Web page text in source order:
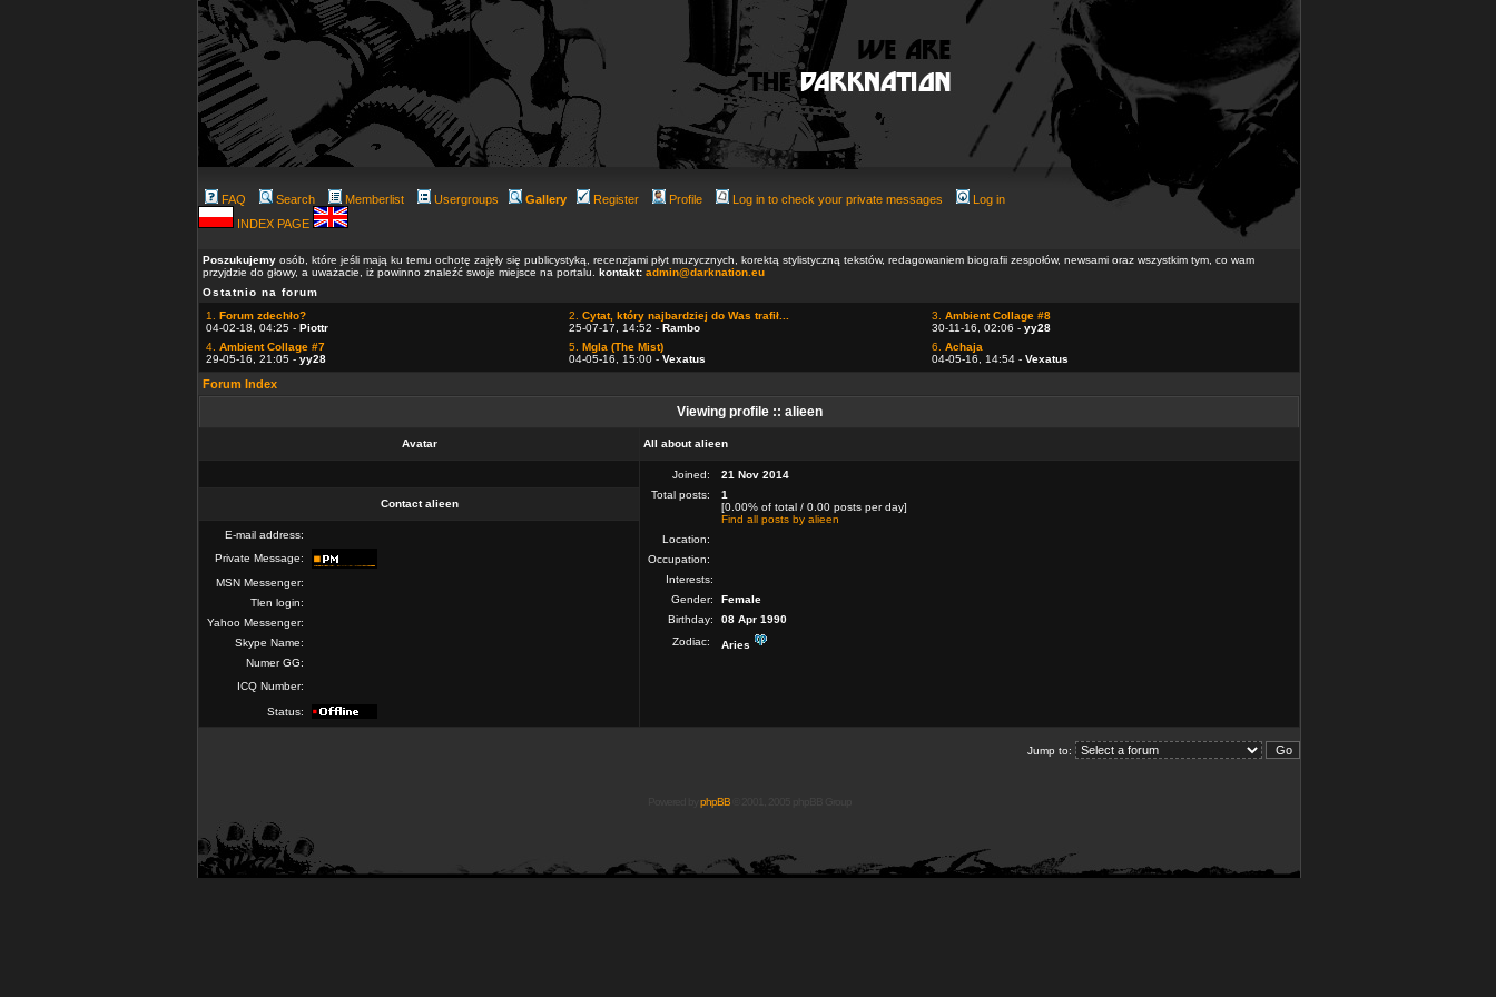
FAQ Search Memberlist Usergroups Gallery Register Profile Log in to check your private messages
Log in
INDEX PAGE
Poszukujemy osób, które jeśli mają ku temu ochotę zajęły się publicystyką, recenzjami płyt muzycznych, korektą stylistyczną tekstów, redagowaniem biografii zespołów, newsami oraz wszystkim tym, co wam
przyjdzie do głowy, a uważacie, iż powinno znaleźć swoje miejsce na portalu. kontakt: admin@darknation.eu
Ostatnio na forum
1. Forum zdechło?
04-02-18, 04:25 - Piottr
2. Cytat, który najbardziej do Was trafił...
25-07-17, 14:52 - Rambo
3. Ambient Collage #8
30-11-16, 02:06 - yy28
4. Ambient Collage #7
29-05-16, 21:05 - yy28
5. Mgla (The Mist)
04-05-16, 15:00 - Vexatus
6. Achaja
04-05-16, 14:54 - Vexatus
Forum Index
Viewing profile :: alieen
Avatar All about alieen
Joined:
21 Nov 2014
Total posts:
1
[0.00% of total / 0.00 posts per day]
Find all posts by alieen
Location:
Occupation:
Interests:
Gender:
Female
Birthday:
08 Apr 1990
Zodiac:
Aries
Contact alieen
E-mail address:
Private Message:
MSN Messenger:
Tlen login:
Yahoo Messenger:
Skype Name:
Numer GG:
ICQ Number:
Status:
Jump to:
phpBB© 2001, 2005 phpBB Group